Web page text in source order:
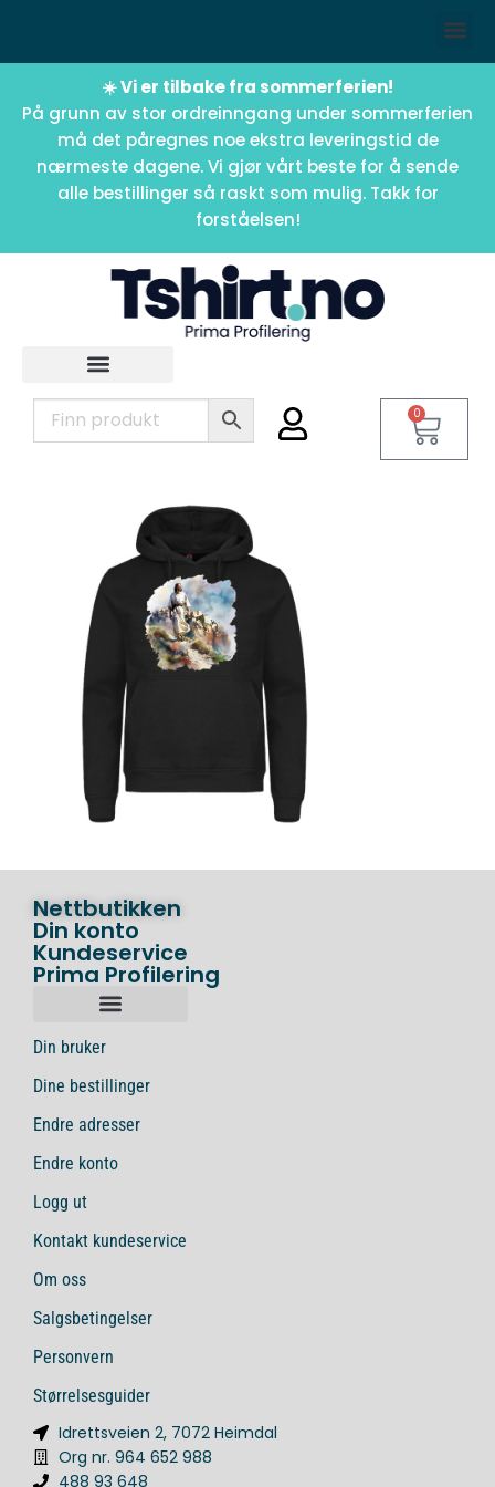
☀️ Vi er tilbake fra sommerferien!
På grunn av stor ordreinngang under sommerferien
må det påregnes noe ekstra leveringstid de
nærmeste dagene. Vi gjør vårt beste for å sende
alle bestillinger så raskt som mulig. Takk for
forståelsen!
0
Nettbutikken
Din konto
Kundeservice
Prima Profilering
Din bruker
Dine bestillinger
Endre adresser
Endre konto
Logg ut
Kontakt kundeservice
Om oss
Salgsbetingelser
Personvern
Størrelsesguider
Idrettsveien 2, 7072 Heimdal
Org nr. 964 652 988
488 93 648